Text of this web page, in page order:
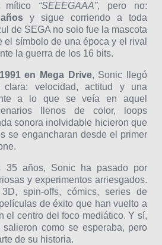
mítico “SEEEGAAA”, pero no:
y sigue corriendo a toda
de SEGA no solo fue la mascota
el símbolo de una época y el rival
la guerra de los 16 bits.
1991 en Mega Drive, Sonic llegó
clara: velocidad, actitud y una
a lo que se veía en aquel
llenos de color, loops
sonora inolvidable hicieron que
se engancharan desde el primer
años, Sonic ha pasado por
y experimentos arriesgados.
spin-offs, cómics, series de
de éxito que han vuelto a
el centro del foco mediático. Y sí,
como se esperaba, pero
de su historia.